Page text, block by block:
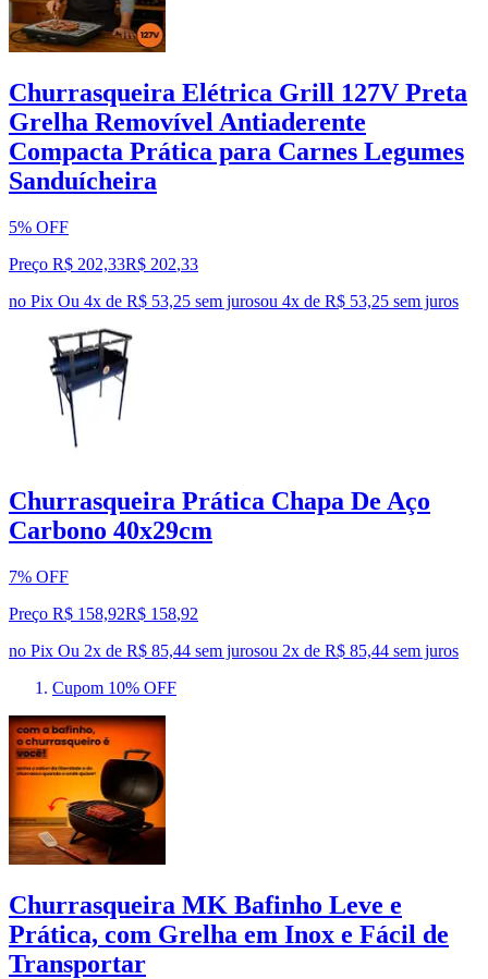
Churrasqueira Elétrica Grill 127V Preta
Grelha Removível Antiaderente
Compacta Prática para Carnes Legumes
Sanduícheira
5% OFF
Preço R$ 202,33R$ 202,33
no Pix Ou 4x de R$ 53,25 sem jurosou 4x de R$ 53,25 sem juros
Churrasqueira Prática Chapa De Aço
Carbono 40x29cm
7% OFF
Preço R$ 158,92R$ 158,92
no Pix Ou 2x de R$ 85,44 sem jurosou 2x de R$ 85,44 sem juros
Cupom 10% OFF
Churrasqueira MK Bafinho Leve e
Prática, com Grelha em Inox e Fácil de
Transportar